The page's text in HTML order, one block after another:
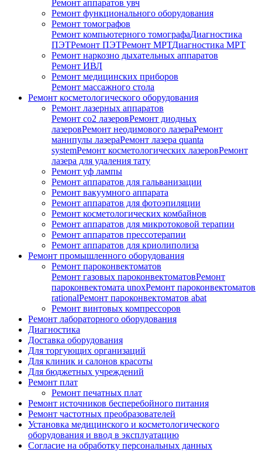
Ремонт аппаратов увч
Ремонт функционального оборудования
Ремонт томографов
Ремонт компьютерного томографаДиагностика
ПЭТРемонт ПЭТРемонт МРТДиагностика МРТ
Ремонт наркозно дыхательных аппаратов
Ремонт ИВЛ
Ремонт медицинских приборов
Ремонт массажного стола
Ремонт косметологического оборудования
Ремонт лазерных аппаратов
Ремонт co2 лазеровРемонт диодных
лазеровРемонт неодимового лазераРемонт
манипулы лазераРемонт лазера quanta
systemРемонт косметологических лазеровРемонт
лазера для удаления тату
Ремонт уф лампы
Ремонт аппаратов для гальванизации
Ремонт вакуумного аппарата
Ремонт аппаратов для фотоэпиляции
Ремонт косметологических комбайнов
Ремонт аппаратов для микротоковой терапии
Ремонт аппаратов прессотерапии
Ремонт аппаратов для криолиполиза
Ремонт промышленного оборудования
Ремонт пароконвектоматов
Ремонт газовых пароконвектоматовРемонт
пароконвектомата unoxРемонт пароконвектоматов
rationalРемонт пароконвектоматов abat
Ремонт винтовых компрессоров
Ремонт лабораторного оборудования
Диагностика
Доставка оборудования
Для торгующих организаций
Для клиник и салонов красоты
Для бюджетных учреждений
Ремонт плат
Ремонт печатных плат
Ремонт источников бесперебойного питания
Ремонт частотных преобразователей
Установка медицинского и косметологического
оборудования и ввод в эксплуатацию
Согласие на обработку персональных данных